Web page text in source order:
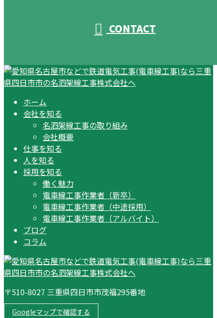
CONTACT
ホーム
会社を知る
名泗架線工事の取り組み
会社概要
仕事を知る
人を知る
採用を知る
働く魅力
電車線工事作業者（新卒）
電車線工事作業者（中途採用）
電車線工事作業者（アルバイト）
ブログ
コラム
〒510-8027 三重県四日市市茂福295番地
Googleマップで確認する